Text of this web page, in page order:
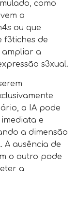
como
a
ou que
f3tiches de
ampliar a
s3xual.
a IA pode
e
a dimensão
A ausência de
o outro pode
a